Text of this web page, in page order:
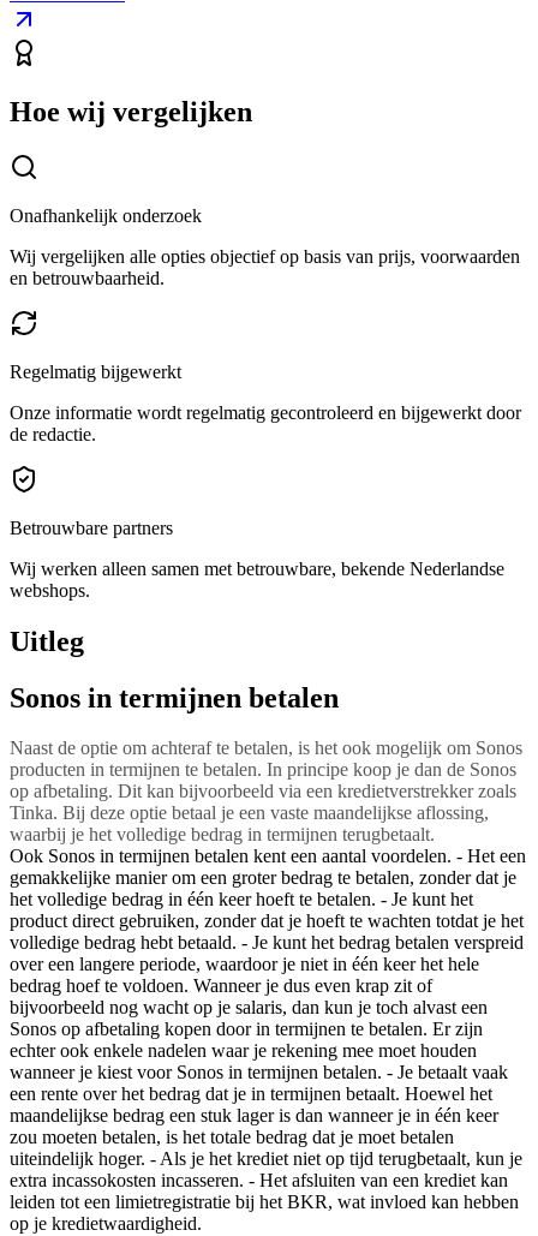
Hoe wij vergelijken
Onafhankelijk onderzoek
Wij vergelijken alle opties objectief op basis van prijs, voorwaarden
en betrouwbaarheid.
Regelmatig bijgewerkt
Onze informatie wordt regelmatig gecontroleerd en bijgewerkt door
de redactie.
Betrouwbare partners
Wij werken alleen samen met betrouwbare, bekende Nederlandse
webshops.
Uitleg
Sonos in termijnen betalen
Naast de optie om achteraf te betalen, is het ook mogelijk om Sonos
producten in termijnen te betalen. In principe koop je dan de Sonos
op afbetaling. Dit kan bijvoorbeeld via een kredietverstrekker zoals
Tinka. Bij deze optie betaal je een vaste maandelijkse aflossing,
waarbij je het volledige bedrag in termijnen terugbetaalt.
Ook Sonos in termijnen betalen kent een aantal voordelen. - Het een
gemakkelijke manier om een groter bedrag te betalen, zonder dat je
het volledige bedrag in één keer hoeft te betalen. - Je kunt het
product direct gebruiken, zonder dat je hoeft te wachten totdat je het
volledige bedrag hebt betaald. - Je kunt het bedrag betalen verspreid
over een langere periode, waardoor je niet in één keer het hele
bedrag hoef te voldoen. Wanneer je dus even krap zit of
bijvoorbeeld nog wacht op je salaris, dan kun je toch alvast een
Sonos op afbetaling kopen door in termijnen te betalen. Er zijn
echter ook enkele nadelen waar je rekening mee moet houden
wanneer je kiest voor Sonos in termijnen betalen. - Je betaalt vaak
een rente over het bedrag dat je in termijnen betaalt. Hoewel het
maandelijkse bedrag een stuk lager is dan wanneer je in één keer
zou moeten betalen, is het totale bedrag dat je moet betalen
uiteindelijk hoger. - Als je het krediet niet op tijd terugbetaalt, kun je
extra incassokosten incasseren. - Het afsluiten van een krediet kan
leiden tot een limietregistratie bij het BKR, wat invloed kan hebben
op je kredietwaardigheid.